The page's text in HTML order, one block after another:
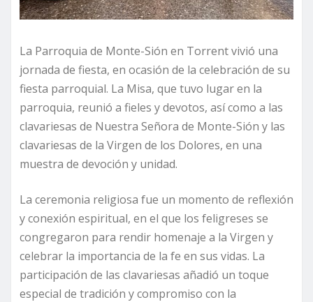
La Parroquia de Monte-Sión en Torrent vivió una
jornada de fiesta, en ocasión de la celebración de su
fiesta parroquial. La Misa, que tuvo lugar en la
parroquia, reunió a fieles y devotos, así como a las
clavariesas de Nuestra Señora de Monte-Sión y las
clavariesas de la Virgen de los Dolores, en una
muestra de devoción y unidad.
La ceremonia religiosa fue un momento de reflexión
y conexión espiritual, en el que los feligreses se
congregaron para rendir homenaje a la Virgen y
celebrar la importancia de la fe en sus vidas. La
participación de las clavariesas añadió un toque
especial de tradición y compromiso con la